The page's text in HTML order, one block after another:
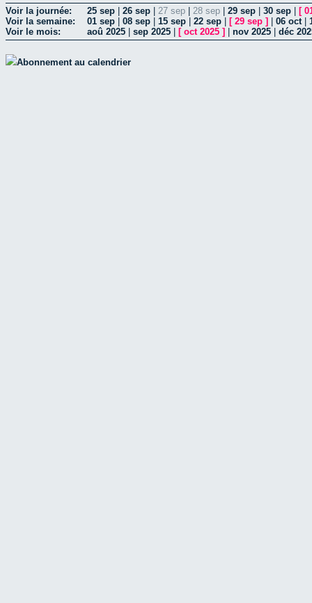
Voir la journée: 25 sep 26 sep 27 sep 28 sep 29 sep 30 sep [
Voir la semaine:
01 sep 08 sep 15 sep 22 sep [ 29 sep ] 06 oct|
Voir le mois:
aoû 2025 sep 2025 [ oct 2025 ] nov 2025 déc
Abonnement au calendrier